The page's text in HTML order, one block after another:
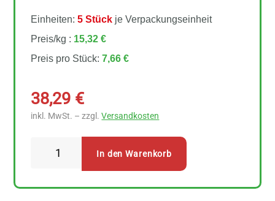
Einheiten:5 Stück je Verpackungseinheit
Preis/kg : 15,32 €
Preis pro Stück:7,66 €
38,29 €
inkl. MwSt. – zzgl.Versandkosten
In den Warenkorb